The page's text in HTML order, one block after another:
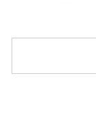
した様子の子どもた
最近ではそらまめで
的に参加してくれて
ずつ笑顔が増え、落